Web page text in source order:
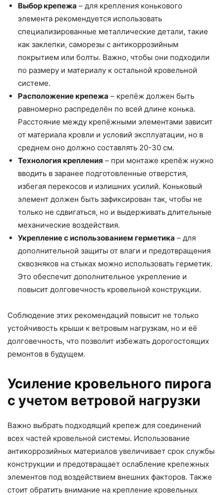
Выбор крепежа – для крепления конькового
элемента рекомендуется использовать
специализированные металлические детали, такие
как заклепки, саморезы с антикоррозийным
покрытием или болты. Важно, чтобы они подходили
по размеру и материалу к остальной кровельной
системе.
Расположение крепежа – крепёж должен быть
равномерно распределён по всей длине конька.
Расстояние между крепёжными элементами зависит
от материала кровли и условий эксплуатации, но в
среднем оно должно составлять 20-30 см.
Технология крепления – при монтаже крепёж нужно
вводить в заранее подготовленные отверстия,
избегая перекосов и излишних усилий. Коньковый
элемент должен быть зафиксирован так, чтобы не
только не сдвигаться, но и выдерживать длительные
механические воздействия.
Укрепление с использованием герметика – для
дополнительной защиты от влаги и предотвращения
сквозняков на стыках можно использовать герметик.
Это обеспечит дополнительное укрепление и
повысит долговечность кровельной конструкции.
Соблюдение этих рекомендаций повысит не только
устойчивость крыши к ветровым нагрузкам, но и её
долговечность, что позволит избежать дорогостоящих
ремонтов в будущем.
Усиление кровельного пирога
с учетом ветровой нагрузки
Важно выбрать подходящий крепеж для соединений
всех частей кровельной системы. Использование
антикоррозийных материалов увеличивает срок службы
конструкции и предотвращает ослабление крепежных
элементов под воздействием внешних факторов. Также
стоит обратить внимание на крепление кровельных